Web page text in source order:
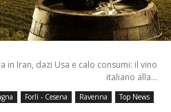
in Iran, dazi Usa e calo consumi: il vino
italiano alla...
Forlì - Cesena Ravenna Top News